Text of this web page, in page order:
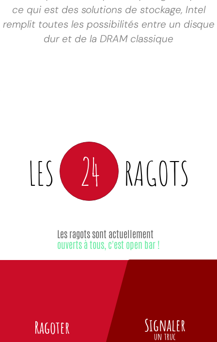
ce qui est des solutions de stockage, Intel
remplit toutes les possibilités entre un disque
dur et de la DRAM classique
LES 24 RAGOTS
Ragoter
Les ragots sont actuellement
ouverts à tous, c'est open bar !
Signaler
un truc